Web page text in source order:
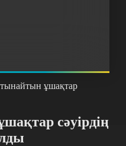
ұшақтар
сәуірдің